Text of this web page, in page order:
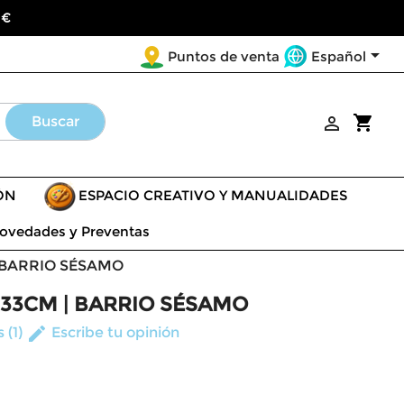
Puntos de venta Español
Buscar shopping_cart

ESPACIO CREATIVO Y MANUALIDADES
y Preventas
SÉSAMO
| BARRIO SÉSAMO
(1) edit Escribe tu opinión